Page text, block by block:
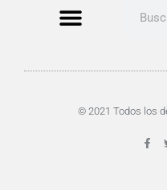
© 2021 Todos los
F
a